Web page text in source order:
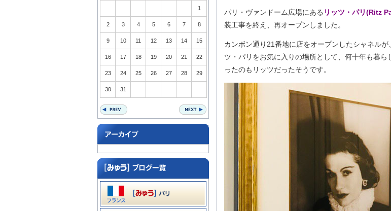
1
2 3 4 5 6 7 8
9 10 11 12 13 14 15
16 17 18 19 20 21 22
23 24 25 26 27 28 29
30 31
パリ・ヴァンドーム広場にある リッツ・パリ(Ritz
装工事を終え、再オープンしました。
カンボン通り21番地に店をオープンしたシャネルが
ツ・パリをお気に入りの場所として、何十年も暮ら
ったのもリッツだったそうです。